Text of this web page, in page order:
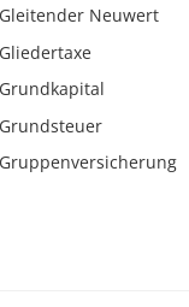
Gleitender Neuwert
Gliedertaxe
Grundkapital
Grundsteuer
Gruppenversicherung